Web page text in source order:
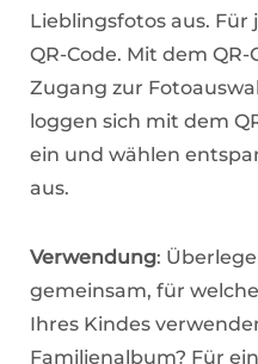
Lieblingsfotos aus. Für
QR-Code. Mit dem
Zugang zur
loggen sich mit dem
ein und wählen
aus.
Verwendung:
gemeinsam, für
Ihres Kindes
Familienalbum? Für